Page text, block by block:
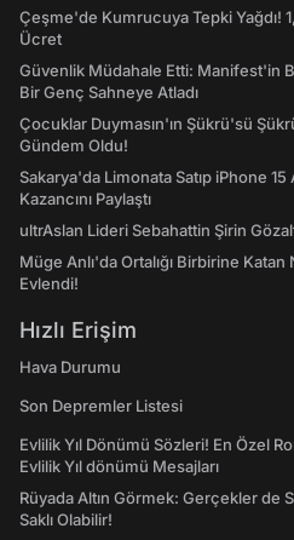
Çeşme'de Kumrucuya Tepki Yağdı!
Ücret
Güvenlik Müdahale Etti: Manifest'in
Bir Genç Sahneye Atladı
Çocuklar Duymasın'ın Şükrü'sü
Gündem Oldu!
Sakarya'da Limonata Satıp iPhone
Kazancını Paylaştı
ultrAslan Lideri Sebahattin Şirin
Müge Anlı'da Ortalığı Birbirine
Evlendi!
Hızlı Erişim
Hava Durumu
Son Depremler Listesi
Evlilik Yıl Dönümü Sözleri! En Özel
Evlilik Yıl dönümü Mesajları
Rüyada Altın Görmek: Gerçekler de
Saklı Olabilir!